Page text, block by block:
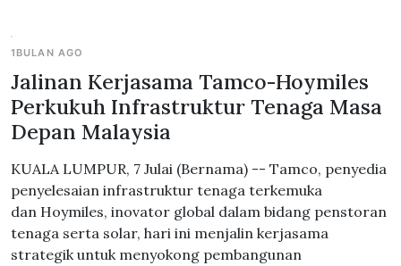
1BULAN AGO
Jalinan Kerjasama Tamco-Hoymiles
Perkukuh Infrastruktur Tenaga Masa
Depan Malaysia
KUALA LUMPUR, 7 Julai (Bernama) -- Tamco, penyedia
penyelesaian infrastruktur tenaga terkemuka
dan Hoymiles, inovator global dalam bidang penstoran
tenaga serta solar, hari ini menjalin kerjasama
strategik untuk menyokong pembangunan